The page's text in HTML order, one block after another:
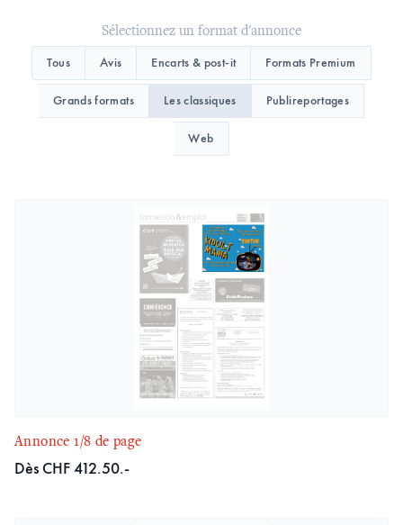
Sélectionnez un format d'annonce
Tous Avis Encarts & post-it Formats Premium
Grands formats Les classiques Publireportages
Web
Annonce 1/8 de page
Dès CHF 412.50.-